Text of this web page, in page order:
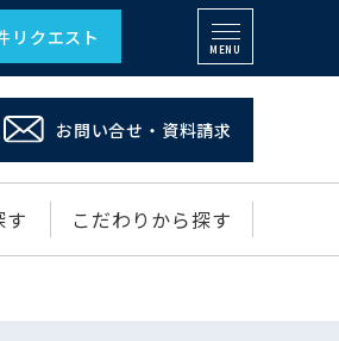
リクエスト
MENU
お問い合せ・資料請求
す こだわりから探す